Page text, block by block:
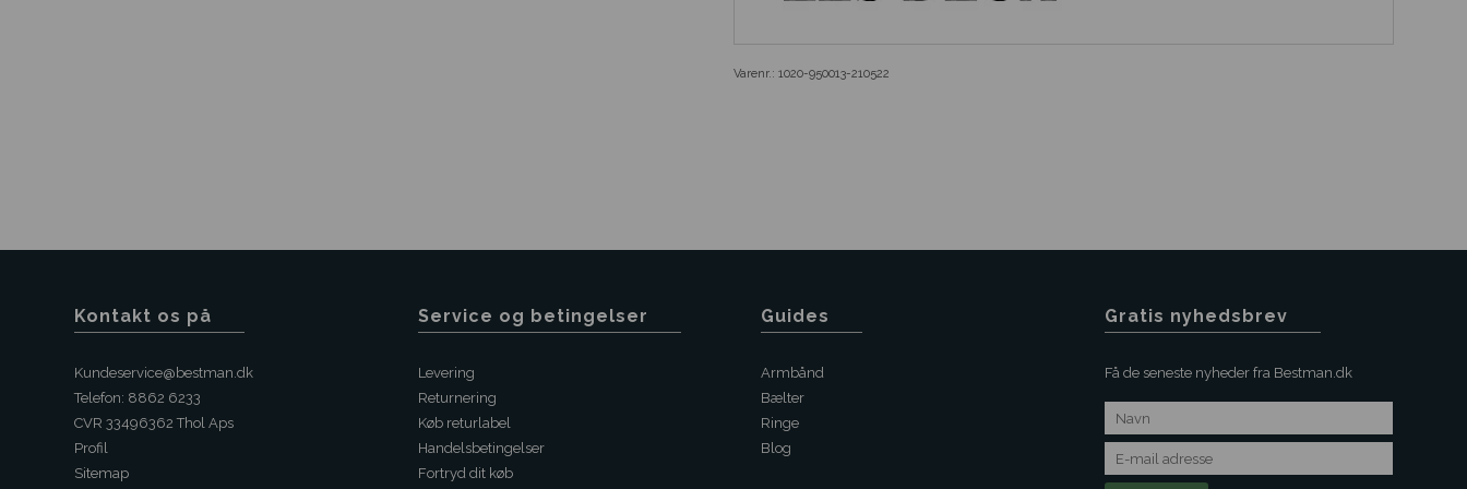
Varenr.: 1020-950013-210522
Kontakt os på
Kundeservice@bestman.dk
Telefon: 8862 6233
CVR 33496362 Thol Aps
Profil
Sitemap
Service og betingelser
Levering
Returnering
Køb returlabel
Handelsbetingelser
Fortryd dit køb
Guides
Armbånd
Bælter
Ringe
Blog
Gratis nyhedsbrev
Få de seneste nyheder fra Bestman.dk